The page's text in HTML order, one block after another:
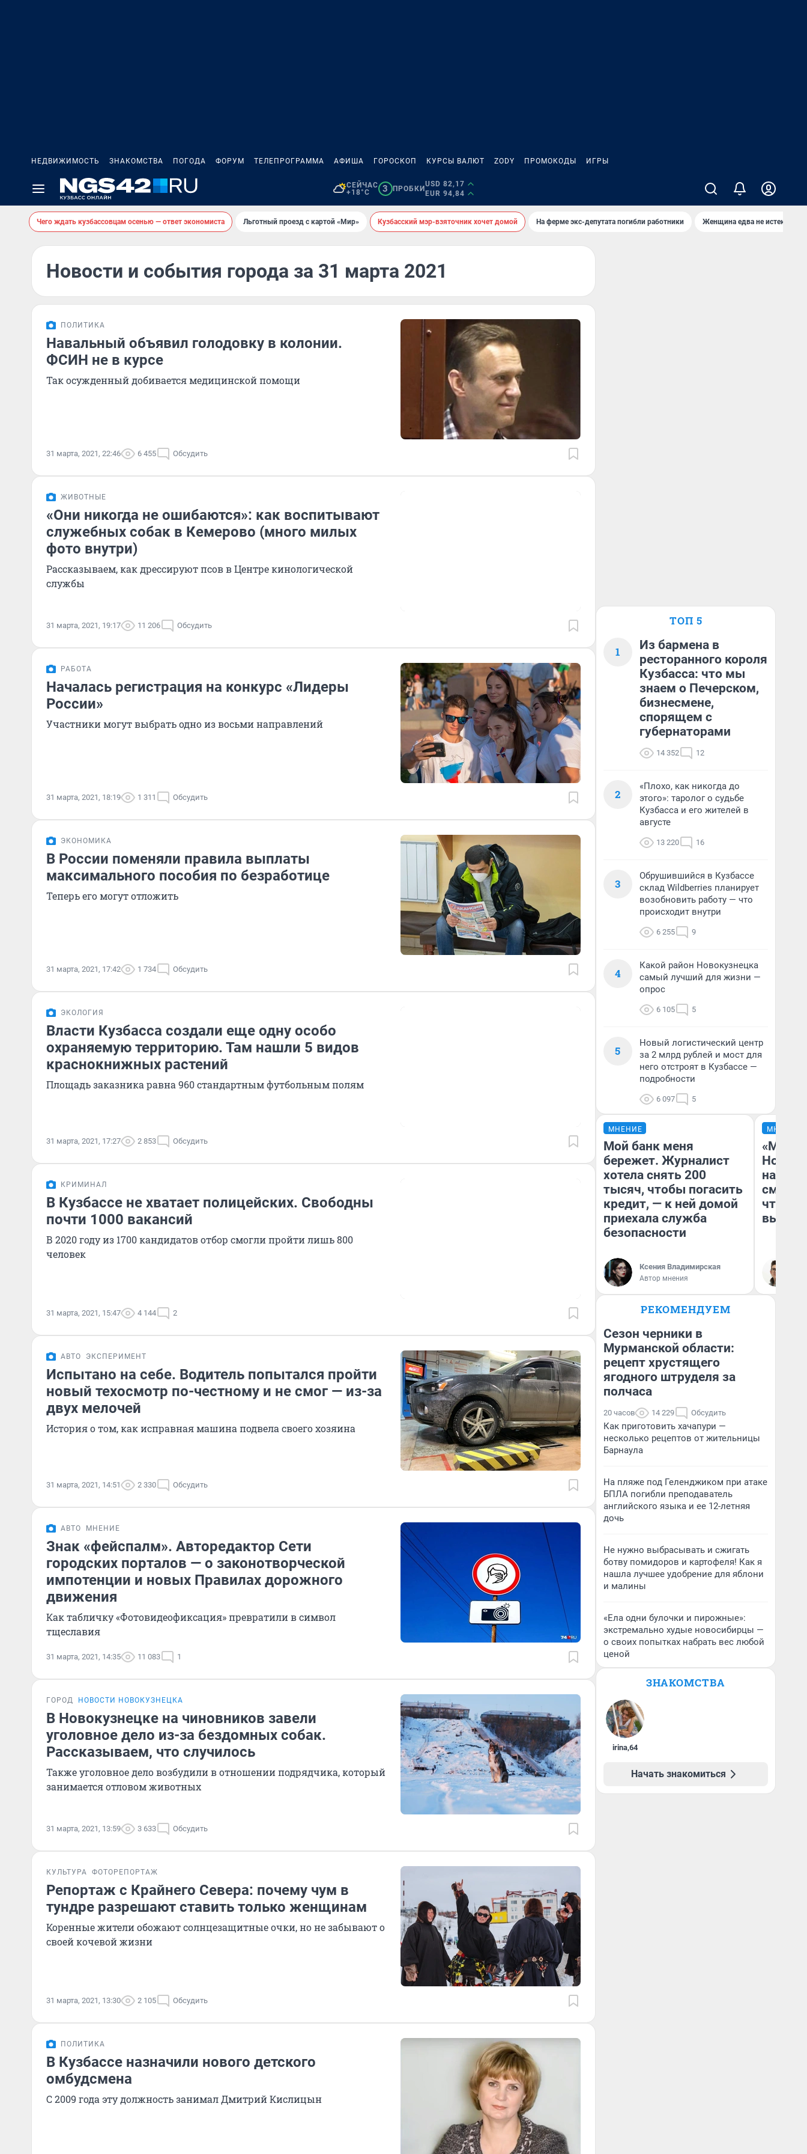
НЕДВИЖИМОСТЬ ЗНАКОМСТВА ПОГОДА ФОРУМ ТЕЛЕПРОГРАММА АФИША ГОРОСКОП КУРСЫ ВАЛЮТ ZODY ПРОМОКОДЫ ИГРЫ
СЕЙЧАС
+18°C
3 ПРОБКИ
USD 82,17
EUR 94,84
Чего ждать кузбассовцам осенью — ответ экономиста Льготный проезд с картой «Мир» Кузбасский мэр-взяточник хочет домой На ферме экс-депутата погибли работники Женщина едва не истекла
Новости и события города за 31 марта 2021
ПОЛИТИКА
Навальный объявил голодовку в колонии.
ФСИН не в курсе
Так осужденный добивается медицинской помощи
31 марта, 2021, 22:46 6 455 Обсудить
ЖИВОТНЫЕ
«Они никогда не ошибаются»: как воспитывают
служебных собак в Кемерово (много милых
фото внутри)
Рассказываем, как дрессируют псов в Центре кинологической
службы
31 марта, 2021, 19:17 11 206 Обсудить
РАБОТА
Началась регистрация на конкурс «Лидеры
России»
Участники могут выбрать одно из восьми направлений
31 марта, 2021, 18:19 1 311 Обсудить
ЭКОНОМИКА
В России поменяли правила выплаты
максимального пособия по безработице
Теперь его могут отложить
31 марта, 2021, 17:42 1 734 Обсудить
ЭКОЛОГИЯ
Власти Кузбасса создали еще одну особо
охраняемую территорию. Там нашли 5 видов
краснокнижных растений
Площадь заказника равна 960 стандартным футбольным полям
31 марта, 2021, 17:27 2 853 Обсудить
КРИМИНАЛ
В Кузбассе не хватает полицейских. Свободны
почти 1000 вакансий
В 2020 году из 1700 кандидатов отбор смогли пройти лишь 800
человек
31 марта, 2021, 15:47 4 144 2
АВТО ЭКСПЕРИМЕНТ
Испытано на себе. Водитель попытался пройти
новый техосмотр по-честному и не смог — из-за
двух мелочей
История о том, как исправная машина подвела своего хозяина
31 марта, 2021, 14:51 2 330 Обсудить
АВТО МНЕНИЕ
Знак «фейспалм». Авторедактор Сети
городских порталов — о законотворческой
импотенции и новых Правилах дорожного
движения
Как табличку «Фотовидеофиксация» превратили в символ
тщеславия
31 марта, 2021, 14:35 11 083 1
ГОРОД НОВОСТИ НОВОКУЗНЕЦКА
В Новокузнецке на чиновников завели
уголовное дело из-за бездомных собак.
Рассказываем, что случилось
Также уголовное дело возбудили в отношении подрядчика, который
занимается отловом животных
31 марта, 2021, 13:59 3 633 Обсудить
КУЛЬТУРА ФОТОРЕПОРТАЖ
Репортаж с Крайнего Севера: почему чум в
тундре разрешают ставить только женщинам
Коренные жители обожают солнцезащитные очки, но не забывают о
своей кочевой жизни
31 марта, 2021, 13:30 2 105 Обсудить
ПОЛИТИКА
В Кузбассе назначили нового детского
омбудсмена
С 2009 года эту должность занимал Дмитрий Кислицын
ТОП 5
1
Из бармена в
ресторанного короля
Кузбасса: что мы
знаем о Печерском,
бизнесмене,
спорящем с
губернаторами
14 352 12
2
«Плохо, как никогда до
этого»: таролог о судьбе
Кузбасса и его жителей в
августе
13 220 16
3
Обрушившийся в Кузбассе
склад Wildberries планирует
возобновить работу — что
происходит внутри
6 255 9
4
Какой район Новокузнецка
самый лучший для жизни —
опрос
6 105 5
5
Новый логистический центр
за 2 млрд рублей и мост для
него отстроят в Кузбассе —
подробности
6 097 5
МНЕНИЕ
Мой банк меня
бережет. Журналист
хотела снять 200
тысяч, чтобы погасить
кредит, — к ней домой
приехала служба
безопасности
Ксения Владимирская
Автор мнения
МНЕНИЕ
«Мы
чтобы
РЕКОМЕНДУЕМ
Сезон черники в
Мурманской области:
рецепт хрустящего
ягодного штруделя за
полчаса
20 часов 14 229 Обсудить
Как приготовить хачапури —
несколько рецептов от жительницы
Барнаула
На пляже под Геленджиком при атаке
БПЛА погибли преподаватель
английского языка и ее 12-летняя
дочь
Не нужно выбрасывать и сжигать
ботву помидоров и картофеля! Как я
нашла лучшее удобрение для яблони
и малины
«Ела одни булочки и пирожные»:
экстремально худые новосибирцы —
о своих попытках набрать вес любой
ценой
ЗНАКОМСТВА
irina,64
Начать знакомиться